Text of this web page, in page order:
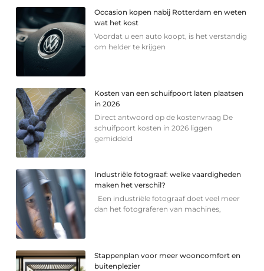
Occasion kopen nabij Rotterdam en weten
wat het kost
Voordat u een auto koopt, is het verstandig
om helder te krijgen
Kosten van een schuifpoort laten plaatsen
in 2026
Direct antwoord op de kostenvraag De
schuifpoort kosten in 2026 liggen
gemiddeld
Industriële fotograaf: welke vaardigheden
maken het verschil?
Een industriële fotograaf doet veel meer
dan het fotograferen van machines,
Stappenplan voor meer wooncomfort en
buitenplezier